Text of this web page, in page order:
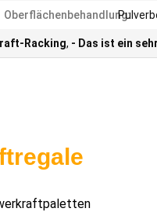
Oberflächenbehandlung:
Racking, - Das ist ein